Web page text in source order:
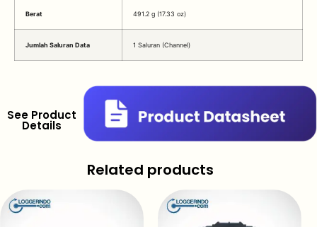
Berat 491.2 g (17.33 oz)
Jumlah Saluran Data 1 Saluran (Channel)
See Product
Details
Related products